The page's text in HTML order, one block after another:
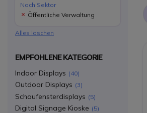
Nach Sektor
Öffentliche Verwaltung
Alles löschen
EMPFOHLENE KATEGORIE
Indoor Displays 40
Outdoor Displays 3
Schaufensterdisplays 5
Digital Signage Kioske 5